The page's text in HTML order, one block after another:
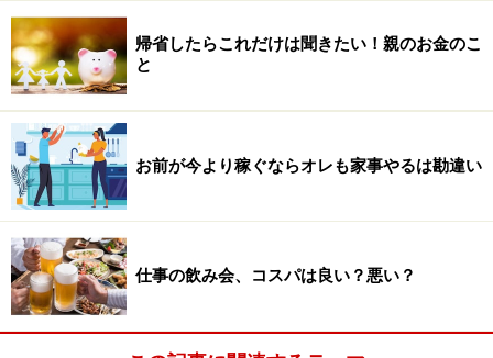
不動産業者はあなたが家を買ってくれると「在庫が減
る」ことになります。「あこがれのマイホーム、ちょっ
と背伸びして実現してみませんか」とやさしく背中を押
してくれたと思ったら、本音は「ちょうど○○の物件が売
れなくて困っていたんだよな」かもしれません。
あなたが生命保険や損害保険を契約すると、
店は保険料のいくばくかを手数料として受け取ります。
あなたの心配を解消する手段は、保険代理店の経済的不
安も解消しているわけです。
帰省したらこれだけは聞きたい！親のお金のこ
と
お前が今より稼ぐならオレも家事やるは勘違い
仕事の飲み会、コスパは良い？悪い？